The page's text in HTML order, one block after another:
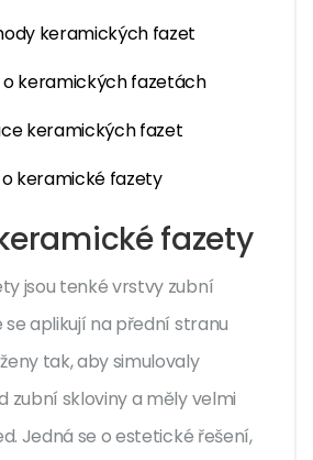
keramických fazet
o keramických fazetách
keramických fazet
keramické fazety
fazety
jsou tenké vrstvy zubní
aplikují na přední stranu
tak, aby simulovaly
zubní skloviny a měly velmi
Jedná se o estetické řešení,